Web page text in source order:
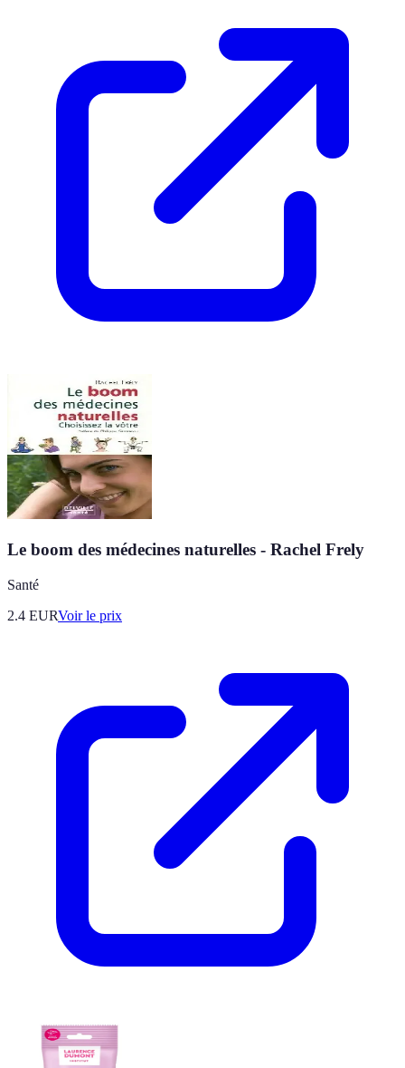
Le boom des médecines naturelles - Rachel Frely
Santé
2.4 EURVoir le prix